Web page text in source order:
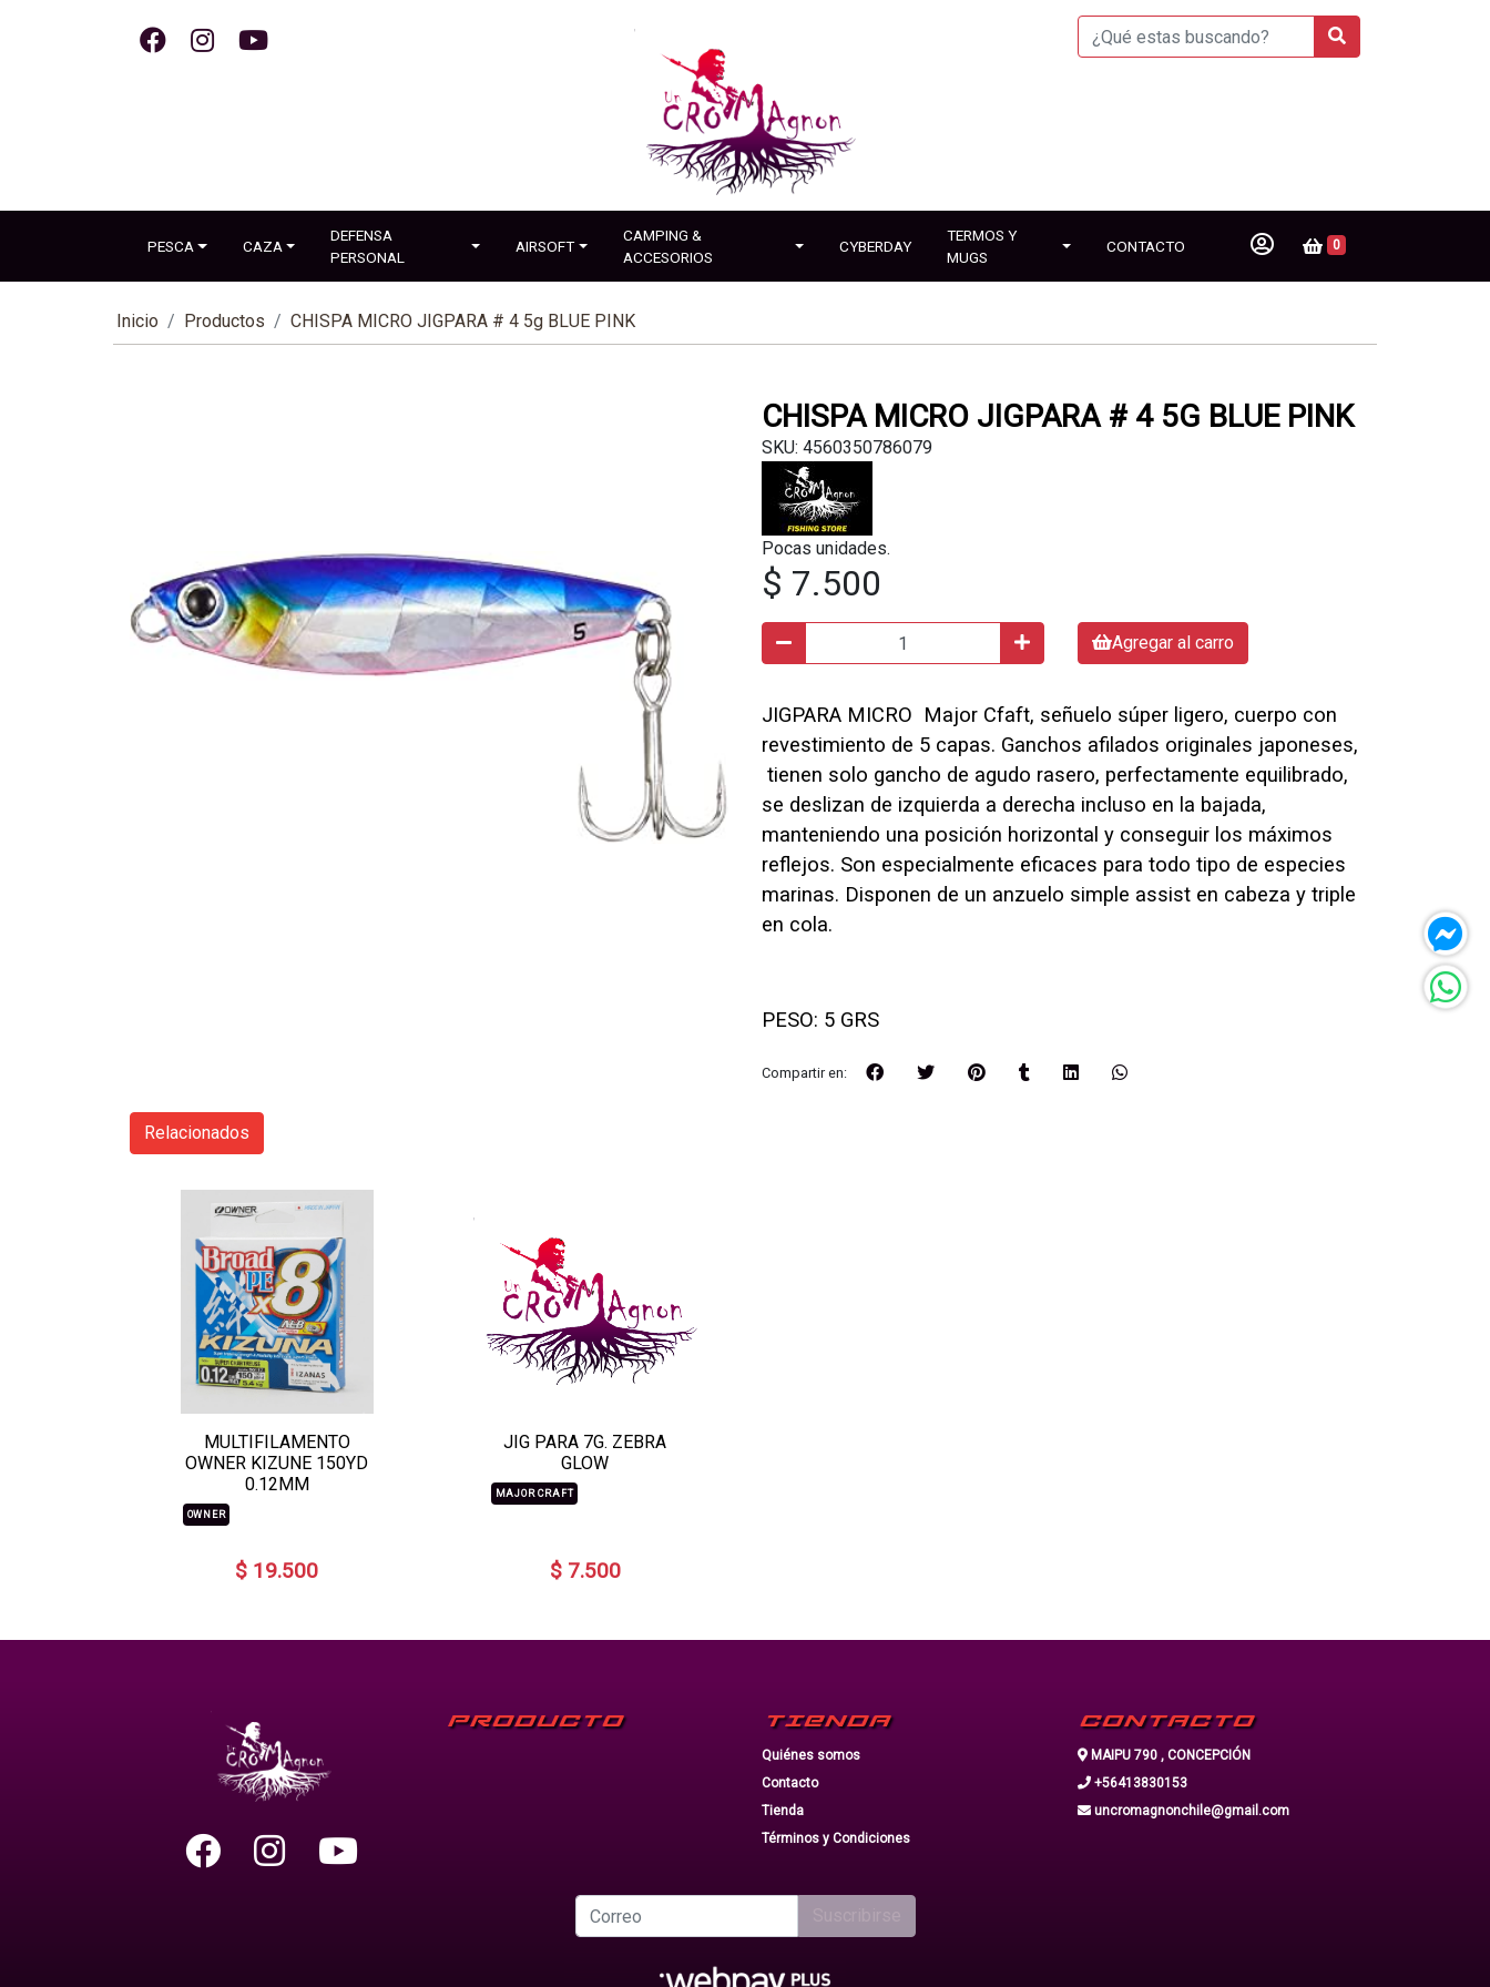
PESCA CAZA
DEFENSA
PERSONAL
AIRSOFT
CAMPING &
ACCESORIOS
CYBERDAY
TERMOS Y
MUGS
CONTACTO 0
Inicio Productos CHISPA MICRO JIGPARA # 4 5g BLUE PINK
CHISPA MICRO JIGPARA # 4 5G BLUE PINK
SKU: 4560350786079
Pocas unidades.
$ 7.500
Agregar al carro
JIGPARA MICRO Major Cfaft, señuelo súper ligero, cuerpo con
revestimiento de 5 capas. Ganchos afilados originales japoneses,
tienen solo gancho de agudo rasero, perfectamente equilibrado,
se deslizan de izquierda a derecha incluso en la bajada,
manteniendo una posición horizontal y conseguir los máximos
reflejos. Son especialmente eficaces para todo tipo de especies
marinas. Disponen de un anzuelo simple assist en cabeza y triple
en cola.
PESO: 5 GRS
Compartir en:
MULTIFILAMENTO
OWNER KIZUNE 150YD
0.12MM
OWNER
$ 19.500
JIG PARA 7G. ZEBRA
GLOW
MAJOR CRAFT
$ 7.500
Relacionados
PRODUCTO TIENDA
Quiénes somos
Contacto
Tienda
Términos y Condiciones
CONTACTO
MAIPU 790 , CONCEPCIÓN
+56413830153
uncromagnonchile@gmail.com